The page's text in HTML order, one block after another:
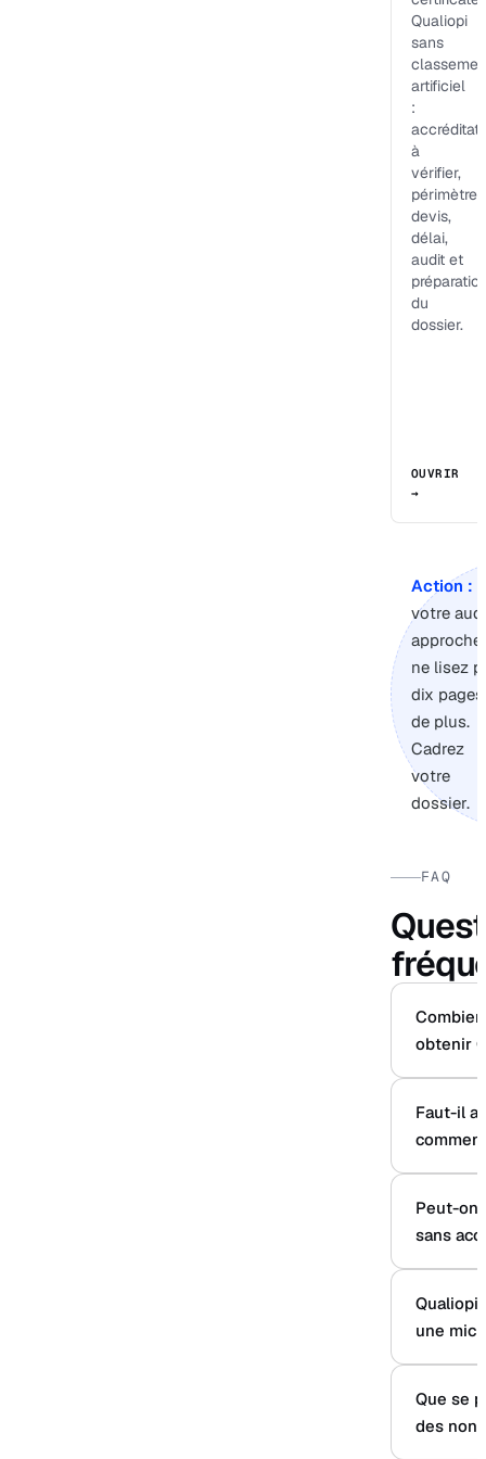
Qualiopi
sans
artificiel
:
à
vérifier,
périmètre,
devis,
délai,
audit et
du
dossier.
OUVRIR
→
Action :
votre
approche,
ne lisez
dix pages
de plus.
Cadrez
votre
dossier.
FAQ
obtenir
Faut-il
Peut-on
sans
Qualiopi
une
Que se
des